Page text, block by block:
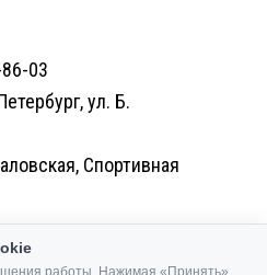
03
ул. Б.
Спортивная
работы. Нажимая «Принять»,